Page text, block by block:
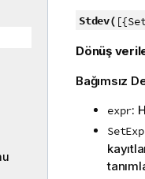
Stdev(
Dönüş
Bağımsız
expr: